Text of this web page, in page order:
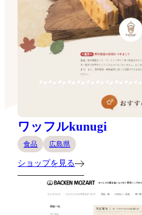
ワッフルkunugi
食品 広島県
ショップを見る